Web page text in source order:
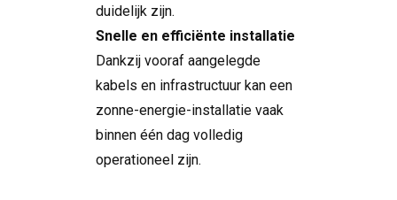
duidelijk zijn.
Snelle en efficiënte installatie
Dankzij vooraf aangelegde
kabels en infrastructuur kan een
zonne-energie-installatie vaak
binnen één dag volledig
operationeel zijn.